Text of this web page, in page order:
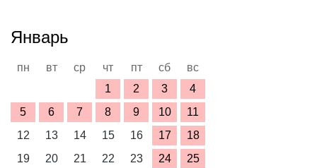
Январь
пн вт ср чт пт сб
вс
1
2 3
4
5
6 7 8 9 10
11
12
13 14 15 16 17
18
19
20 21 22 23 24
25